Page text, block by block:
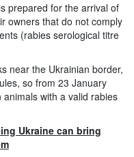
prepared for the arrival of
owners that do not comply
(rabies serological titre
near the Ukrainian border,
so from 23 January
with a valid rabies
Ukraine can bring